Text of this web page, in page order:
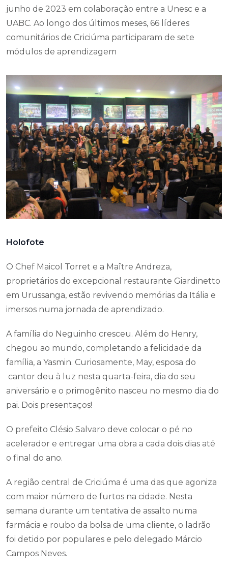
junho de 2023 em colaboração entre a Unesc e a
UABC. Ao longo dos últimos meses, 66 líderes
comunitários de Criciúma participaram de sete
módulos de aprendizagem
Holofote
O Chef Maicol Torret e a Maître Andreza,
proprietários do excepcional restaurante Giardinetto
em Urussanga, estão revivendo memórias da Itália e
imersos numa jornada de aprendizado.
A família do Neguinho cresceu. Além do Henry,
chegou ao mundo, completando a felicidade da
família, a Yasmin. Curiosamente, May, esposa do
cantor deu à luz nesta quarta-feira, dia do seu
aniversário e o primogênito nasceu no mesmo dia do
pai. Dois presentaços!
O prefeito Clésio Salvaro deve colocar o pé no
acelerador e entregar uma obra a cada dois dias até
o final do ano.
A região central de Criciúma é uma das que agoniza
com maior número de furtos na cidade. Nesta
semana durante um tentativa de assalto numa
farmácia e roubo da bolsa de uma cliente, o ladrão
foi detido por populares e pelo delegado Márcio
Campos Neves.